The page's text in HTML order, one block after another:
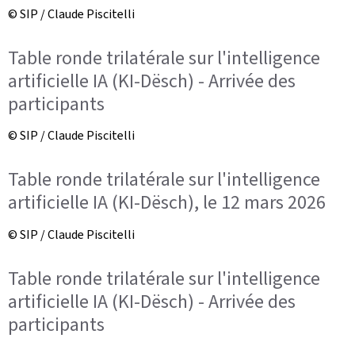
© SIP / Claude Piscitelli
Table ronde trilatérale sur l'intelligence
artificielle IA (KI-Dësch) - Arrivée des
participants
© SIP / Claude Piscitelli
Table ronde trilatérale sur l'intelligence
artificielle IA (KI-Dësch), le 12 mars 2026
© SIP / Claude Piscitelli
Table ronde trilatérale sur l'intelligence
artificielle IA (KI-Dësch) - Arrivée des
participants